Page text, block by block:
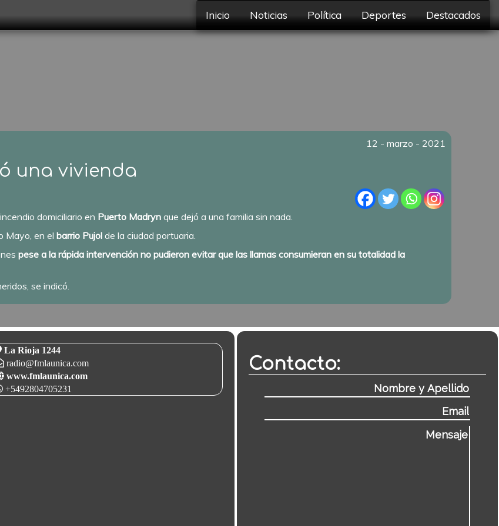
Inicio Noticias Política Deportes Destacados
12 - marzo - 2021
una vivienda
domiciliario en Puerto Madryn que dejó a una familia sin nada.
Mayo, en elbarrio Pujol de la ciudad portuaria.
pese a la rápida intervención no pudieron evitar que las llamas consumieran en su totalidad la
se indicó.
La Rioja 1244
radio@fmlaunica.com
www.fmlaunica.com
+5492804705231
Contacto: